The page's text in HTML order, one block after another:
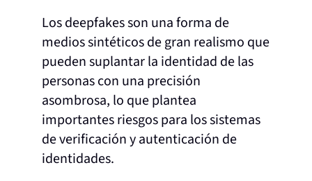
Los deepfakes son una forma de
medios sintéticos de gran realismo que
pueden suplantar la identidad de las
personas con una precisión
asombrosa, lo que plantea
importantes riesgos para los sistemas
de verificación y autenticación de
identidades.